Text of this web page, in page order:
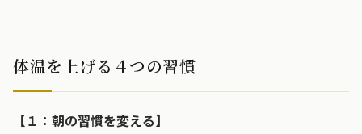
体温を上げる４つの習慣
【１：朝の習慣を変える】